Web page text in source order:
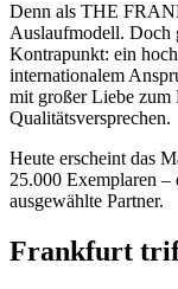
Denn als THE
Auslaufmodell. Doch
Kontrapunkt: ein
internationalem
mit großer Liebe zum
Qualitätsversprechen.
Heute erscheint das
25.000 Exemplaren
ausgewählte Partner.
Frankfurt